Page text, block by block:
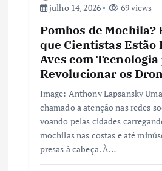
julho 14, 2026
69 views
Pombos de Mochila?
que Cientistas Estão
Aves com Tecnologia
Revolucionar os
Image: Anthony Lapsansky
chamado a atenção nas redes
voando pelas cidades
mochilas nas costas e até
presas à cabeça. À…